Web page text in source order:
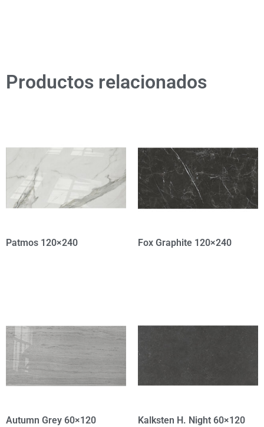
Productos relacionados
Patmos 120×240 Fox Graphite 120×240
Autumn Grey 60×120 Kalksten H. Night 60×120